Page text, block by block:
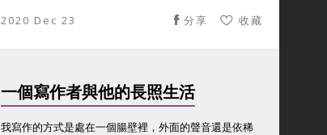
2020 Dec 23 收藏
分享
一個寫作者與他的長照生活
我寫作的方式是處在一個腸壁裡，外面的聲音還是依稀